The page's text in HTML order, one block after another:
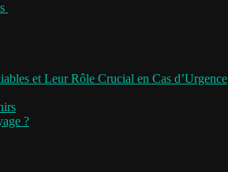
et Leur Rôle Crucial en Cas d’Urgence
?